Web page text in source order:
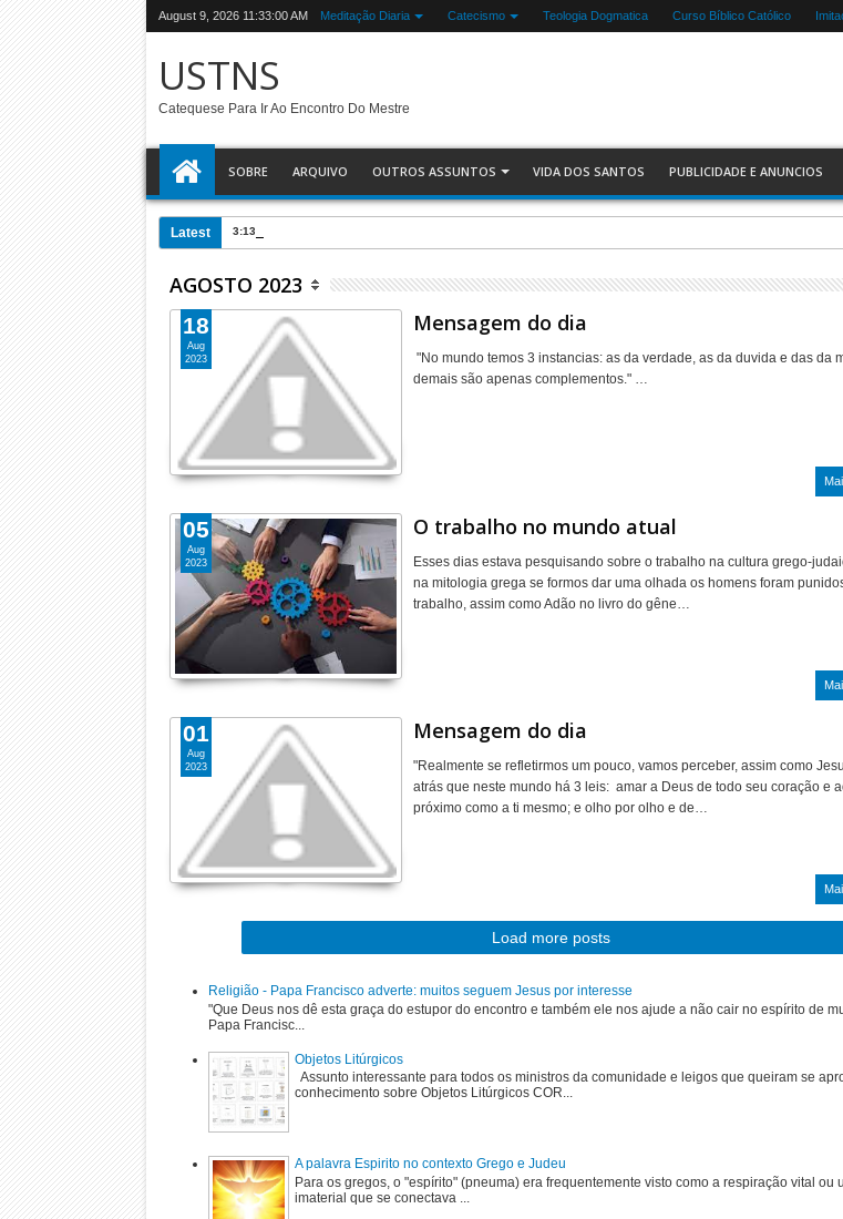
August 9, 2026 11:33:00 AM Meditação Diaria Catecismo Teologia Dogmatica Curso Bíblico Católico
USTNS
Catequese Para Ir Ao Encontro Do Mestre
SOBRE ARQUIVO OUTROS ASSUNTOS VIDA DOS SANTOS PUBLICIDADE E ANUNCIOS
Latest 3:13 PM
AGOSTO 2023
Mensagem do dia
"No mundo temos 3 instancias: as da verdade, as da duvida e das da
demais são apenas complementos." …
18
Aug
2023
O trabalho no mundo atual
Esses dias estava pesquisando sobre o trabalho na cultura grego-
na mitologia grega se formos dar uma olhada os homens foram
trabalho, assim como Adão no livro do gêne…
05
Aug
2023
Mensagem do dia
"Realmente se refletirmos um pouco, vamos perceber, assim como
atrás que neste mundo há 3 leis: amar a Deus de todo seu coração e
próximo como a ti mesmo; e olho por olho e de…
01
Aug
2023
Load more posts
Religião - Papa Francisco adverte: muitos seguem Jesus por interesse
"Que Deus nos dê esta graça do estupor do encontro e também ele nos ajude a não cair no espírito de
Papa Francisc...
Objetos Litúrgicos
Assunto interessante para todos os ministros da comunidade e leigos que queiram se
conhecimento sobre Objetos Litúrgicos COR...
A palavra Espirito no contexto Grego e Judeu
Para os gregos, o "espírito" (pneuma) era frequentemente visto como a respiração vital ou
imaterial que se conectava ...